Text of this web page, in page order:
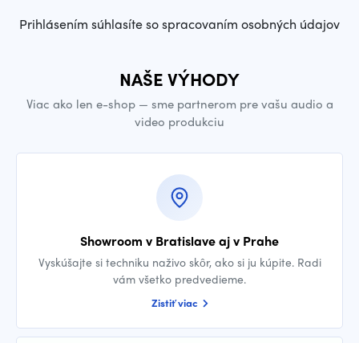
Prihlásením súhlasíte so spracovaním osobných údajov
NAŠE VÝHODY
Viac ako len e-shop — sme partnerom pre vašu audio a
video produkciu
Showroom v Bratislave aj v Prahe
Vyskúšajte si techniku naživo skôr, ako si ju kúpite. Radi
vám všetko predvedieme.
Zistiť viac